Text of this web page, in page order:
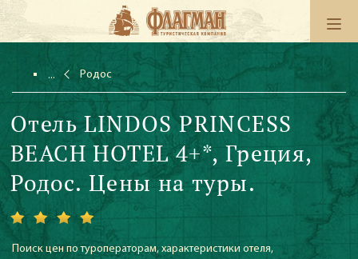
Родос
Отель LINDOS PRINCESS
BEACH HOTEL 4+*, Греция,
Родос. Цены на туры.
Поиск цен по туроператорам, характеристики отеля,